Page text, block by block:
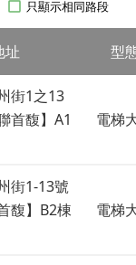
只顯示相同路段
址 型
街1之13
首馥】A1
電梯
街1-13號
馥】B2棟
電梯